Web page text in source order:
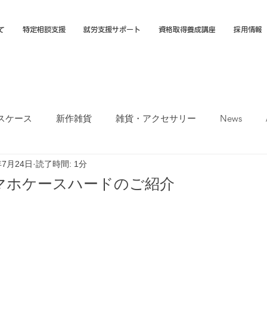
特定相談支援 就労支援サポート 資格取得養成講座 採用情報
ケース 新作雑貨 雑貨・アクセサリー News
カTシャツマーケット
ケースハードのご紹介
月24日 読了時間: 1分